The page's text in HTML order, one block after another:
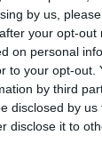
by us,
your opt-
on personal
to your opt-
by third
disclosed by
disclose it to
ήταν